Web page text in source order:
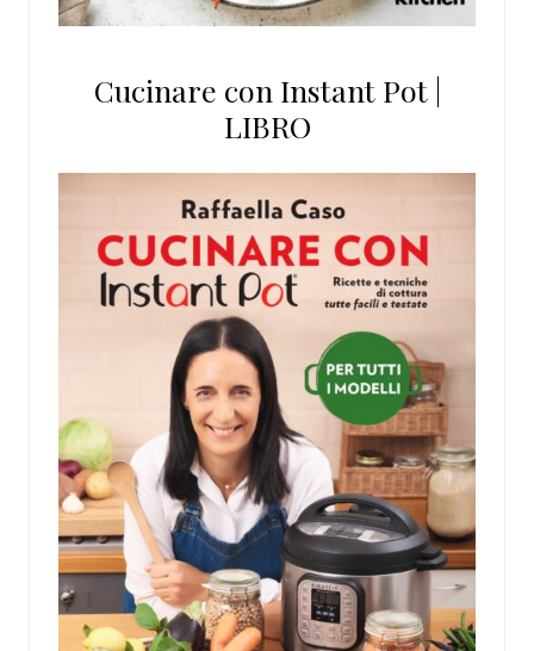
Cucinare con Instant Pot |
LIBRO